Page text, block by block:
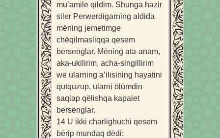
mu’amile qildim. Shunga hazir
siler Perwerdigarning aldida
mëning jemetimge
chëqilmasliqqa qesem
bersenglar. Mëning ata-anam,
aka-ukilirim, acha-singillirim
we ularning a’ilisining hayatini
qutquzup, ularni ölümdin
saqlap qëlishqa kapalet
bersenglar.
14 U ikki charlighuchi qesem
bërip mundaq dëdi: